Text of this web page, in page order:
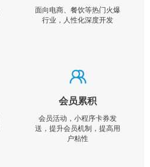
面向电商、餐饮等热门火爆
行业，人性化深度开发
会员累积
会员活动，小程序卡券发
送，提升会员机制，提高用
户粘性